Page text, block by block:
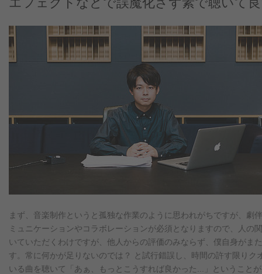
まず、音楽制作というと孤独な作業のように思われがちですが、
ミュニケーションやコラボレーションが必須となりますので、人
いていただくわけですが、他人からの評価のみならず、僕自身が
す。常に何かが足りないのでは？ と試行錯誤し、時間の許す限り
いる曲を聴いて「あぁ、もっとこうすれば良かった...」ということ